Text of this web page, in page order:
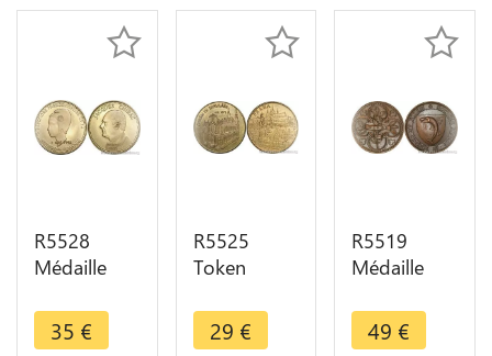
Make offer
SUP >Offer
Lorraine SPL
R5528
Médaille
Présidentielle
Président
35 €
R5525
Token
Repubich
Church
29 €
R5519
Médaille
Société
Historique
49 €